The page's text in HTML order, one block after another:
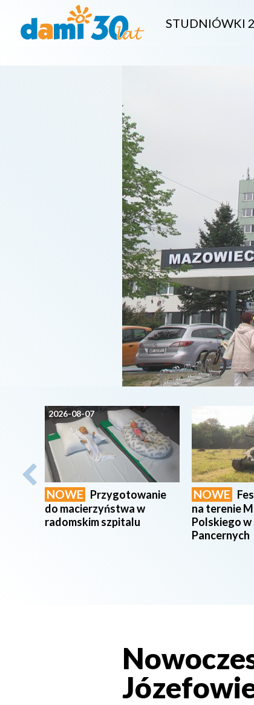
STUDNIÓWKI
2026-08-07
NOWE Przygotowanie
do macierzyństwa w
radomskim szpitalu
NOWE
na terenie
Polskiego
Pancernych